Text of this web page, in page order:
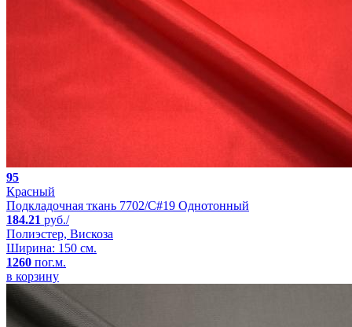
95
Красный
Подкладочная ткань 7702/C#19 Однотонный
184.21 руб./
Полиэстер, Вискоза
Ширина: 150 см.
1260 пог.м.
в корзину